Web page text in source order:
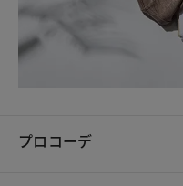
プロコーデ